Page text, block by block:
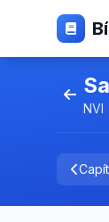
NVI